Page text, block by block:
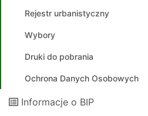
Rejestr urbanistyczny
Wybory
Druki do pobrania
Ochrona Danych Osobowych
Informacje o BIP